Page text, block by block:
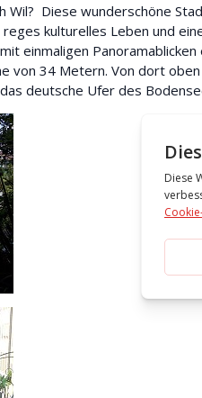
Wil? Diese wunderschöne
kulturelles Leben und
einmaligen
von 34 Metern. Von dort
deutsche Ufer des